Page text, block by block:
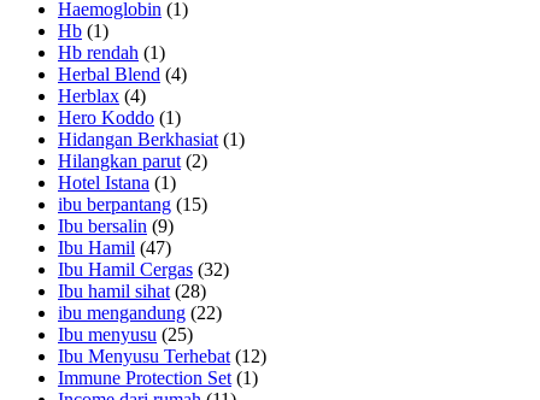
Haemoglobin (1)
Hb (1)
Hb rendah (1)
Herbal Blend (4)
Herblax (4)
Hero Koddo (1)
Hidangan Berkhasiat (1)
Hilangkan parut (2)
Hotel Istana (1)
ibu berpantang (15)
Ibu bersalin (9)
Ibu Hamil (47)
Ibu Hamil Cergas (32)
Ibu hamil sihat (28)
ibu mengandung (22)
Ibu menyusu (25)
Ibu Menyusu Terhebat (12)
Immune Protection Set (1)